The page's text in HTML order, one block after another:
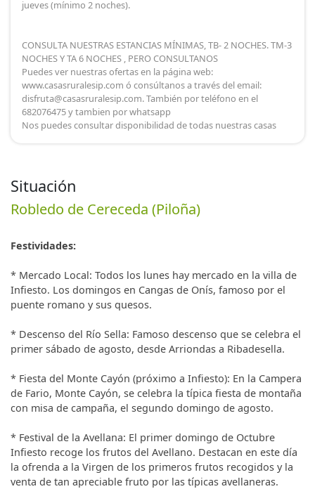
Situación
Robledo de Cereceda (Piloña)
Festividades:
* Mercado Local: Todos los lunes hay mercado en la villa de
Infiesto. Los domingos en Cangas de Onís, famoso por el
puente romano y sus quesos.
* Descenso del Río Sella: Famoso descenso que se celebra el
primer sábado de agosto, desde Arriondas a Ribadesella.
* Fiesta del Monte Cayón (próximo a Infiesto): En la Campera
de Fario, Monte Cayón, se celebra la típica fiesta de montaña
con misa de campaña, el segundo domingo de agosto.
* Festival de la Avellana: El primer domingo de Octubre
Infiesto recoge los frutos del Avellano. Destacan en este día
la ofrenda a la Virgen de los primeros frutos recogidos y la
venta de tan apreciable fruto por las típicas avellaneras.
jueves (mínimo 2 noches).
CONSULTA NUESTRAS ESTANCIAS MÍNIMAS, TB- 2 NOCHES. TM-3
NOCHES Y TA 6 NOCHES , PERO CONSULTANOS
Puedes ver nuestras ofertas en la página web:
www.casasruralesip.com ó consúltanos a través del email:
disfruta@casasruralesip.com. También por teléfono en el
682076475 y tambien por whatsapp
Nos puedes consultar disponibilidad de todas nuestras casas